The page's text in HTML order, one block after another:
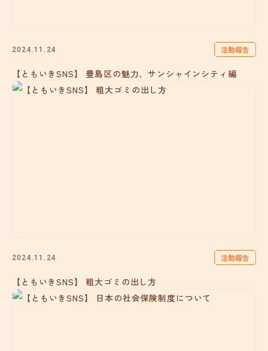
2024.11.24 活動報告
【ともいきSNS】 豊島区の魅力、サンシャインシティ編
2024.11.24 活動報告
【ともいきSNS】 粗大ゴミの出し方